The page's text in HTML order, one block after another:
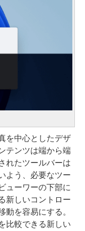
を中心としたデザ
テンツは端から端
れたツールバーは
よう、必要なツー
ューワーの下部に
新しいコントロー
動を容易にする。
比較できる新しい